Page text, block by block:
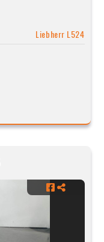
Liebherr L524